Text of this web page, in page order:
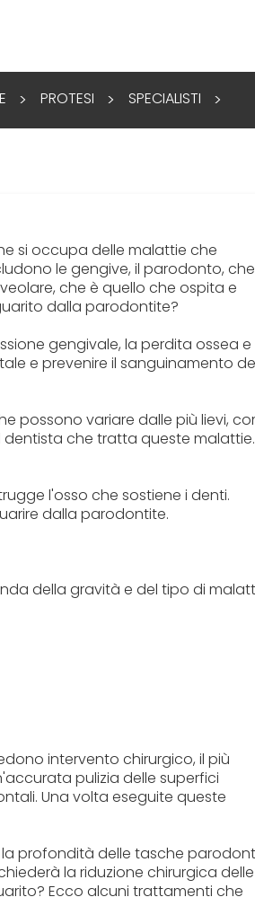
> PROTESI > SPECIALISTI >
si occupa delle malattie che
le gengive, il parodonto,
che è quello che ospita e
dalla parodontite?
gengivale, la perdita ossea e
e prevenire il sanguinamento
possono variare dalle più lievi,
che tratta queste malattie.
l'osso che sostiene i denti.
dalla parodontite.
della gravità e del tipo di
intervento chirurgico, il più
pulizia delle superfici
Una volta eseguite queste
profondità delle tasche
la riduzione chirurgica delle
Ecco alcuni trattamenti che